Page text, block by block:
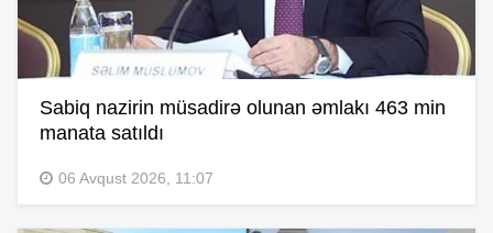
Sabiq nazirin müsadirə olunan əmlakı 463 min
manata satıldı
06 Avqust 2026, 11:07